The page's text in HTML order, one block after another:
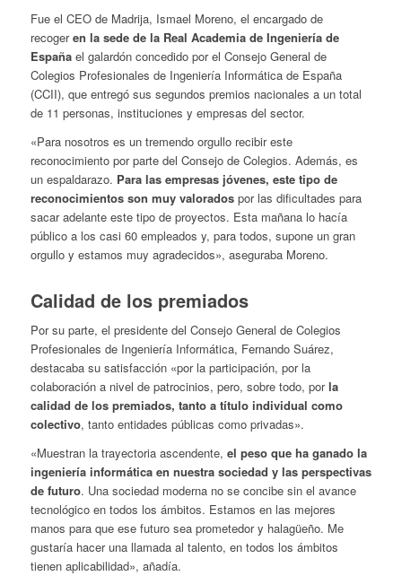
Fue el CEO de Madrija, Ismael Moreno, el encargado de
recogeren la sede de la Real Academia de Ingeniería de
Españael galardón concedido por el Consejo General de
Colegios Profesionales de Ingeniería Informática de España
(CCII), que entregó sus segundos premios nacionales a un total
de 11 personas, instituciones y empresas del sector.
«Para nosotros es un tremendo orgullo recibir este
reconocimiento por parte del Consejo de Colegios. Además, es
un espaldarazo. Para las empresas jóvenes, este tipo de
reconocimientos son muy valoradospor las dificultades para
sacar adelante este tipo de proyectos. Esta mañana lo hacía
público a los casi 60 empleados y, para todos, supone un gran
orgullo y estamos muy agradecidos», aseguraba Moreno.
Calidad de los premiados
Por su parte, el presidente del Consejo General de Colegios
Profesionales de Ingeniería Informática, Fernando Suárez,
destacaba su satisfacción «por la participación, por la
colaboración a nivel de patrocinios, pero, sobre todo, porla
calidad de los premiados, tanto a título individual como
colectivo, tanto entidades públicas como privadas».
«Muestran la trayectoria ascendente, el peso que ha ganado la
ingeniería informática en nuestra sociedad y las perspectivas
de futuro. Una sociedad moderna no se concibe sin el avance
tecnológico en todos los ámbitos. Estamos en las mejores
manos para que ese futuro sea prometedor y halagüeño. Me
gustaría hacer una llamada al talento, en todos los ámbitos
tienen aplicabilidad», añadía.